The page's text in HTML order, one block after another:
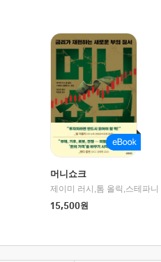
머니쇼크
15,500원